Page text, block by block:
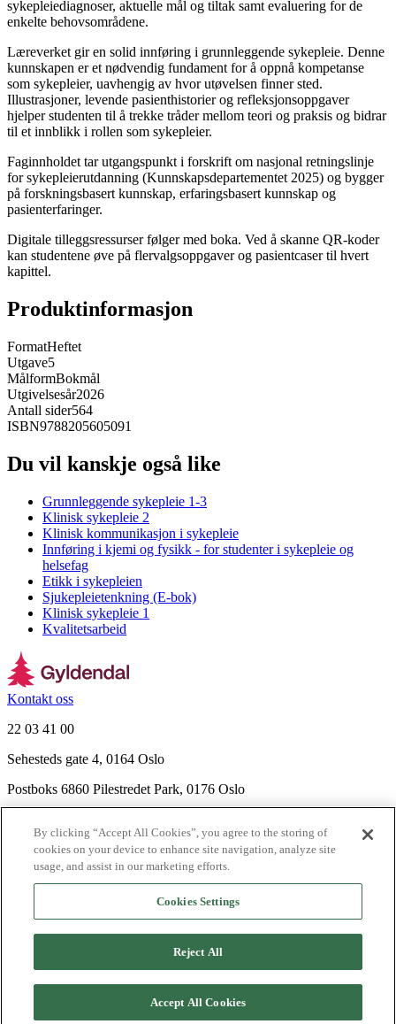
sykepleiediagnoser, aktuelle mål og tiltak samt evaluering for de
enkelte behovsområdene.
Læreverket gir en solid innføring i grunnleggende sykepleie. Denne
kunnskapen er et nødvendig fundament for å oppnå kompetanse
som sykepleier, uavhengig av hvor utøvelsen finner sted.
Illustrasjoner, levende pasienthistorier og refleksjonsoppgaver
hjelper studenten til å trekke tråder mellom teori og praksis og bidrar
til et innblikk i rollen som sykepleier.
Faginnholdet tar utgangspunkt i forskrift om nasjonal retningslinje
for sykepleierutdanning (Kunnskapsdepartementet 2025) og bygger
på forskningsbasert kunnskap, erfaringsbasert kunnskap og
pasienterfaringer.
Digitale tilleggsressurser følger med boka. Ved å skanne QR-koder
kan studentene øve på flervalgsoppgaver og pasientcaser til hvert
kapittel.
Produktinformasjon
FormatHeftet
Utgave5
MålformBokmål
Utgivelsesår2026
Antall sider564
ISBN9788205605091
Du vil kanskje også like
Grunnleggende sykepleie 1-3
Klinisk sykepleie 2
Klinisk kommunikasjon i sykepleie
Innføring i kjemi og fysikk - for studenter i sykepleie og
helsefag
Etikk i sykepleien
Sjukepleietenkning (E-bok)
Klinisk sykepleie 1
Kvalitetsarbeid
Kontakt oss
22 03 41 00
Sehesteds gate 4, 0164 Oslo
Postboks 6860 Pilestredet Park, 0176 Oslo
Nyhetsbrev
Ledige stillinger
Send inn manus
Agency
PersonvernerklæringerInformasjonskapsler
By clicking “Accept All Cookies”, you agree to the storing of
cookies on your device to enhance site navigation, analyze site
usage, and assist in our marketing efforts.
Cookies Settings
Reject All
Accept All Cookies